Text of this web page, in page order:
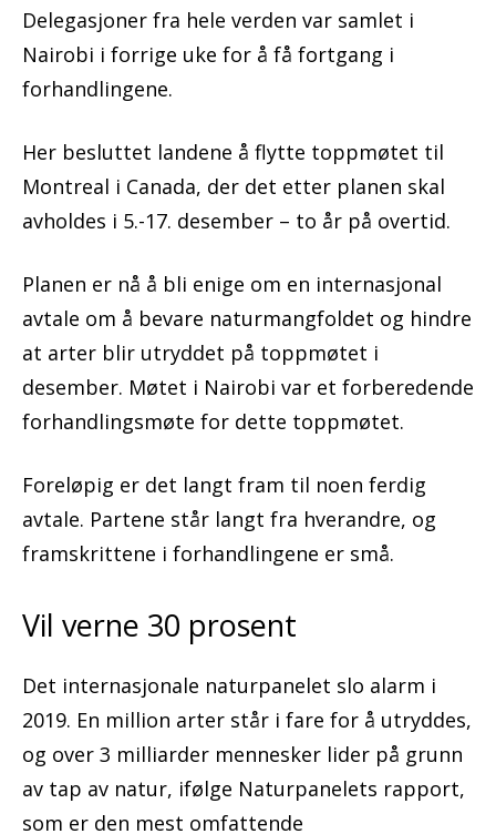
Delegasjoner fra hele verden var samlet i
Nairobi i forrige uke for å få fortgang i
forhandlingene.
Her besluttet landene å flytte toppmøtet til
Montreal i Canada, der det etter planen skal
avholdes i 5.-17. desember – to år på overtid.
Planen er nå å bli enige om en internasjonal
avtale om å bevare naturmangfoldet og hindre
at arter blir utryddet på toppmøtet i
desember. Møtet i Nairobi var et forberedende
forhandlingsmøte for dette toppmøtet.
Foreløpig er det langt fram til noen ferdig
avtale. Partene står langt fra hverandre, og
framskrittene i forhandlingene er små.
Vil verne 30 prosent
Det internasjonale naturpanelet slo alarm i
2019. En million arter står i fare for å utryddes,
og over 3 milliarder mennesker lider på grunn
av tap av natur, ifølge Naturpanelets rapport,
som er den mest omfattende